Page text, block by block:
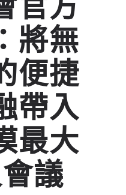
將無
便捷
帶入
最大
議